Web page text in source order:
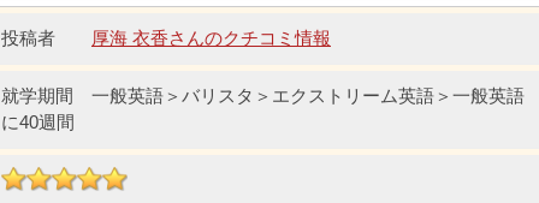
厚海 衣香さんのクチコミ情報
一般英語＞バリスタ＞エクストリーム英語＞一般英語
に40週間